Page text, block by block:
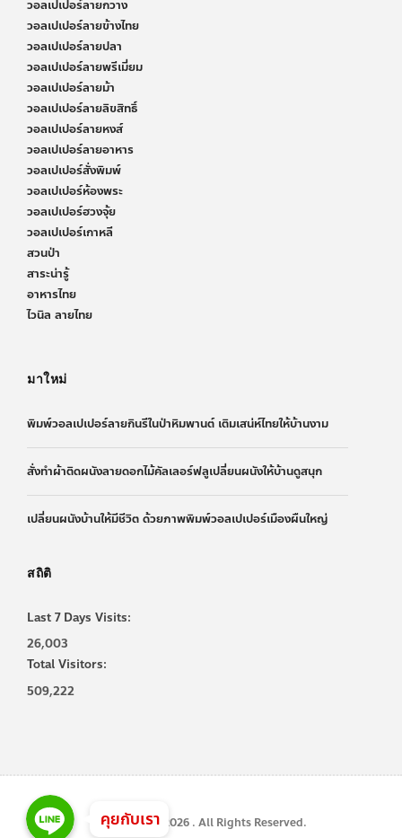
วอลเปเปอร์ลายกวาง
วอลเปเปอร์ลายข้างไทย
วอลเปเปอร์ลายปลา
วอลเปเปอร์ลายพรีเมี่ยม
วอลเปเปอร์ลายม้า
วอลเปเปอร์ลายลิขสิทธิ์
วอลเปเปอร์ลายหงส์
วอลเปเปอร์ลายอาหาร
วอลเปเปอร์สั่งพิมพ์
วอลเปเปอร์ห้องพระ
วอลเปเปอร์ฮวงจุ้ย
วอลเปเปอร์เกาหลี
สวนป่า
สาระน่ารู้
อาหารไทย
ไวนิล ลายไทย
มาใหม่
พิมพ์วอลเปเปอร์ลายกินรีในป่าหิมพานต์ เติมเสน่ห์ไทยให้บ้านงาม
สั่งทำผ้าติดผนังลายดอกไม้คัลเลอร์ฟลูเปลี่ยนผนังให้บ้านดูสนุก
เปลี่ยนผนังบ้านให้มีชีวิต ด้วยภาพพิมพ์วอลเปเปอร์เมืองผืนใหญ่
สถิติ
Last 7 Days Visits:
26,003
Total Visitors:
509,222
Copyright © 2026 . All Rights Reserved.
Line
Line
Line
คุยกับเรา